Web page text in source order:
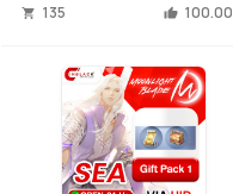
135 100.00